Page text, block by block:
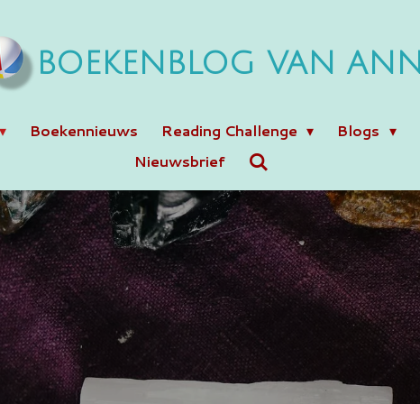
BOEKENBLOG VAN ANN
Boekennieuws Reading Challenge Blogs
Nieuwsbrief